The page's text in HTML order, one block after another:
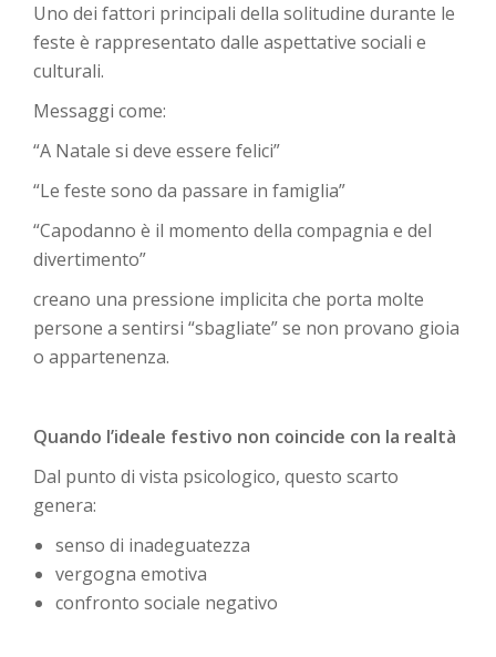
Uno dei fattori principali della solitudine durante le
feste è rappresentato dalle aspettative sociali e
culturali.
Messaggi come:
“A Natale si deve essere felici”
“Le feste sono da passare in famiglia”
“Capodanno è il momento della compagnia e del
divertimento”
creano una pressione implicita che porta molte
persone a sentirsi “sbagliate” se non provano gioia
o appartenenza.
Quando l’ideale festivo non coincide con la realtà
Dal punto di vista psicologico, questo scarto
genera:
senso di inadeguatezza
vergogna emotiva
confronto sociale negativo